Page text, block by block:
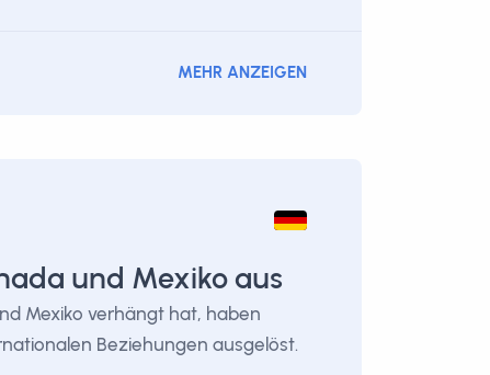
MEHR ANZEIGEN
und Mexiko aus
Mexiko verhängt hat, haben
Beziehungen ausgelöst.